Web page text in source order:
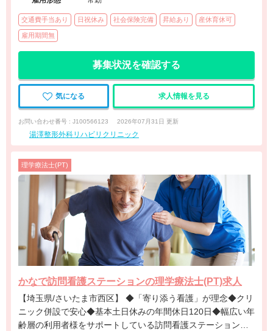
交通費手当あり 日祝休み 社会保険完備 昇給あり 産休育休可
雇用期間無
募集状況を確認する
気になる 求人情報を見る
お問い合わせ番号 : J100566123 2026年07月31日 更新
湯澤整形外科リハビリクリニック
理学療法士(PT)
かなで訪問看護ステーションの理学療法士(PT)求人
【埼玉県/さいたま市西区】 ◆「寄り添う看護」が理念◆クリ
ニック併設で安心◆基本土日休みの年間休日120日◆幅広い年
齢層の利用者様をサポートしている訪問看護ステーションで